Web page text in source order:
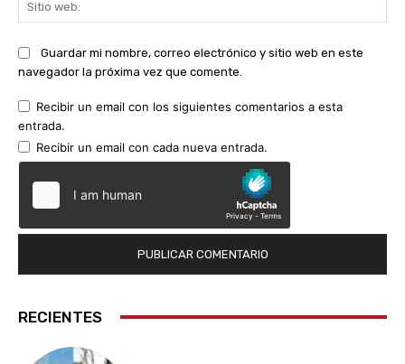
Guardar mi nombre, correo electrónico y sitio web en este
navegador la próxima vez que comente.
Recibir un email con los siguientes comentarios a esta
entrada.
Recibir un email con cada nueva entrada.
RECIENTES